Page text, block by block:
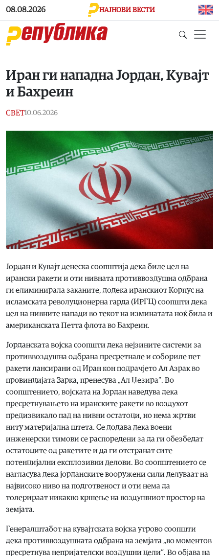
Skip to main content
08.08.2026 НАЈНОВИ ВЕСТИ
Иран ги нападна Јордан, Кувајт
и Бахреин
СВЕТ10.06.2026
Јордан и Кувајт денеска соопштија дека биле цел на
ирански ракети и оти нивната противвоздушна одбрана
ги елиминирала заканите, додека иранскиот Корпус на
исламската револуционерна гарда (ИРГЦ) соопшти дека
цел на нивните напади во текот на изминатата ноќ била и
американската Петта флота во Бахреин.
Јорданската војска соопшти дека нејзините системи за
противвоздушна одбрана пресретнале и собориле пет
ракети лансирани од Иран кон подрачјето Ал Азрак во
провинцијата Зарка, пренесува „Ал Џезира“. Во
соопштението, војската на Јордан наведува дека
пресретнувањето на иранските ракети во воздухот
предизвикало пад на нивни остатоци, но нема жртви
ниту материјална штета. Се додава дека воени
инженерски тимови се распоредени за да ги обезбедат
остатоците од ракетите и да ги отстранат сите
потенцијални експлозивни делови. Во соопштението се
нагласува дека јорданските вооружени сили делуваат на
највисоко ниво на подготвеност и оти нема да
толерираат никакво кршење на воздушниот простор на
земјата.
Генералштабот на кувајтската војска утрово соопшти
дека противвоздушната одбрана на земјата „во моментов
пресретнува непријателски воздушни цели“. Во објава на